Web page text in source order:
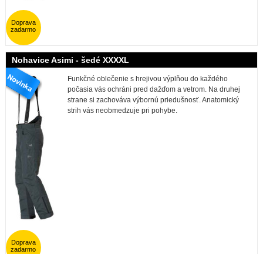
Doprava
zadarmo
Nohavice Asimi - šedé XXXXL
Funkčné oblečenie s hrejivou výplňou do každého
počasia vás ochráni pred dažďom a vetrom. Na druhej
strane si zachováva výbornú priedušnosť. Anatomický
strih vás neobmedzuje pri pohybe.
Doprava
zadarmo